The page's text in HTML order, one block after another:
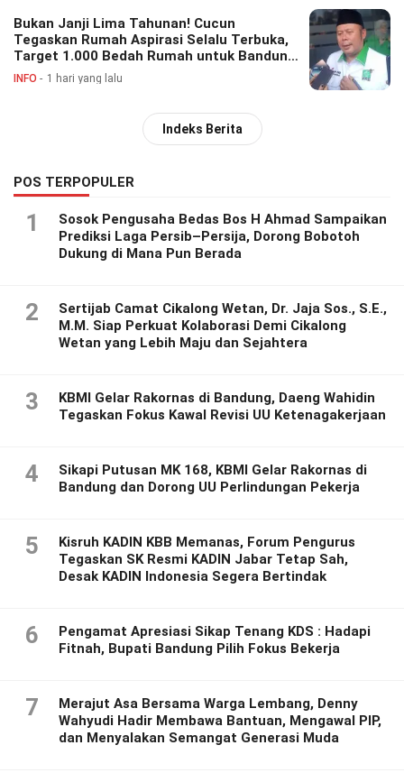
Bukan Janji Lima Tahunan! Cucun
Tegaskan Rumah Aspirasi Selalu Terbuka,
Target 1.000 Bedah Rumah untuk Bandung
Barat
INFO 1 hari yang lalu
Indeks Berita
POS TERPOPULER
1
Sosok Pengusaha Bedas Bos H Ahmad Sampaikan
Prediksi Laga Persib–Persija, Dorong Bobotoh
Dukung di Mana Pun Berada
2
Sertijab Camat Cikalong Wetan, Dr. Jaja Sos., S.E.,
M.M. Siap Perkuat Kolaborasi Demi Cikalong
Wetan yang Lebih Maju dan Sejahtera
3
KBMI Gelar Rakornas di Bandung, Daeng Wahidin
Tegaskan Fokus Kawal Revisi UU Ketenagakerjaan
4
Sikapi Putusan MK 168, KBMI Gelar Rakornas di
Bandung dan Dorong UU Perlindungan Pekerja
5
Kisruh KADIN KBB Memanas, Forum Pengurus
Tegaskan SK Resmi KADIN Jabar Tetap Sah,
Desak KADIN Indonesia Segera Bertindak
6
Pengamat Apresiasi Sikap Tenang KDS : Hadapi
Fitnah, Bupati Bandung Pilih Fokus Bekerja
7
Merajut Asa Bersama Warga Lembang, Denny
Wahyudi Hadir Membawa Bantuan, Mengawal PIP,
dan Menyalakan Semangat Generasi Muda